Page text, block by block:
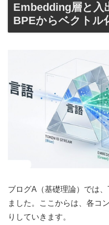
Embedding層と入
BPEからベクトル
ブログA（基礎理論）では
ました。ここからは、各コ
りしていきます。